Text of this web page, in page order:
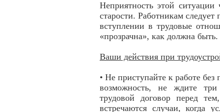
Неприятность этой ситуации
старости. Работникам следует
вступлении в трудовые
«прозрачна», как должна быть.
Ваши действия при
• Не приступайте к работе без
возможность, не ждите три
трудовой договор перед
встречаются случаи, когда